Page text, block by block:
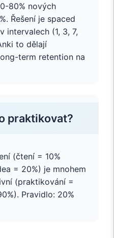
80% nových
Řešení je spaced
intervalech (1, 3, 7,
to dělají
term retention na
praktikovat?
(čtení = 10%
= 20%) je mnohem
(praktikování =
Pravidlo: 20%